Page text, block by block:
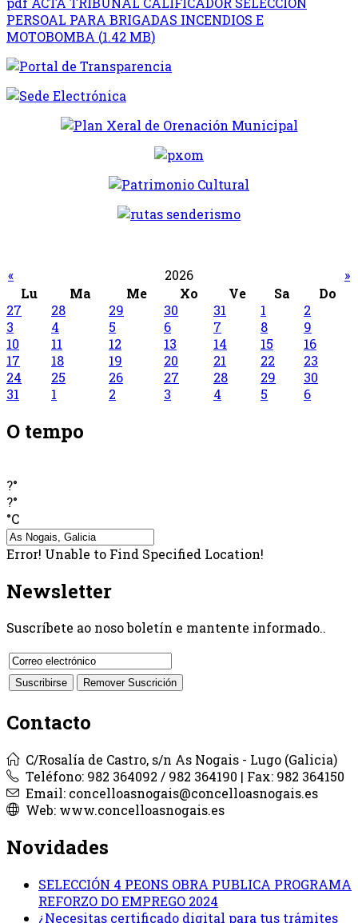
PERSOAL PARA BRIGADAS INCENDIOS E
MOTOBOMBA (1.42 MB)
« 2026
»
Lu
Ma Me Xo Ve Sa
Do
27
28 29 30 31 1
2
3
4 5 6 7 8
9
10
11 12 13 14 15
16
17
18 19 20 21 22
23
24
25 26 27 28 29
30
31
1 2 3 4 5 6
O tempo
?°
?°
°C
Error! Unable to Find Specified Location!
Newsletter
Suscríbete ao noso boletín e mantente informado..
Contacto
C/Rosalía de Castro, s/n As Nogais - Lugo (Galicia)
Teléfono: 982 364092 / 982 364190 | Fax: 982 364150
Email: concelloasnogais@concelloasnogais.es
Web: www.concelloasnogais.es
Novidades
SELECCIÓN 4 PEONS OBRA PUBLICA PROGRAMA
REFORZO DO EMPREGO 2024
¿Necesitas certificado digital para tus trámites